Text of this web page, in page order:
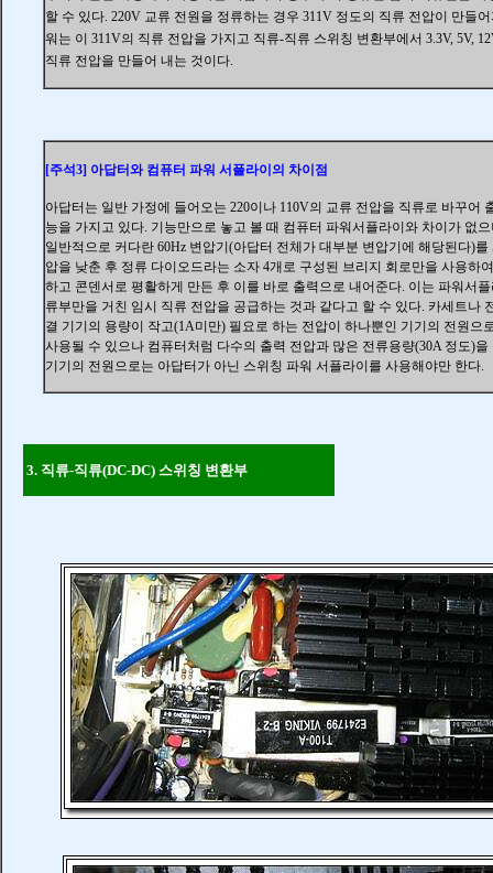
할 수 있다. 220V 교류 전원을 정류하는 경우 311V 정도의 직류 전압이 만들
워는 이 311V의 직류 전압을 가지고 직류-직류 스위칭 변환부에서 3.3V, 5V,
직류 전압을 만들어 내는 것이다.
[주석3] 아답터와 컴퓨터 파워 서플라이의 차이점
아답터는 일반 가정에 들어오는 220이나 110V의 교류 전압을 직류로 바꾸어
능을 가지고 있다. 기능만으로 놓고 볼 때 컴퓨터 파워서플라이와 차이가 없
일반적으로 커다란 60Hz 변압기(아답터 전체가 대부분 변압기에 해당된다)를
압을 낮춘 후 정류 다이오드라는 소자 4개로 구성된 브리지 회로만을 사용하
하고 콘덴서로 평활하게 만든 후 이를 바로 출력으로 내어준다. 이는 파워서
류부만을 거친 임시 직류 전압을 공급하는 것과 같다고 할 수 있다. 카세트나
결 기기의 용량이 작고(1A미만) 필요로 하는 전압이 하나뿐인 기기의 전원으
사용될 수 있으나 컴퓨터처럼 다수의 출력 전압과 많은 전류용량(30A 정도)을
기기의 전원으로는 아답터가 아닌 스위칭 파워 서플라이를 사용해야만 한다.
3. 직류-직류(DC-DC) 스위칭 변환부